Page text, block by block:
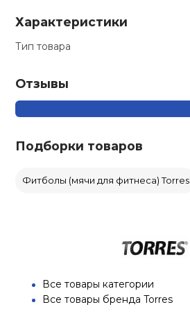
Характеристики
Тип товара
Отзывы
Подборки товаров
Фитболы (мячи для фитнеса) Torres
Все товары категории
Все товары бренда Torres